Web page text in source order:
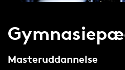
Masteruddannelse